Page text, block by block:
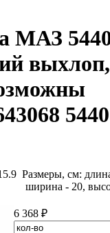
МАЗ
выхлоп,
Размеры, см:
ширина - 20,
6 368 ₽